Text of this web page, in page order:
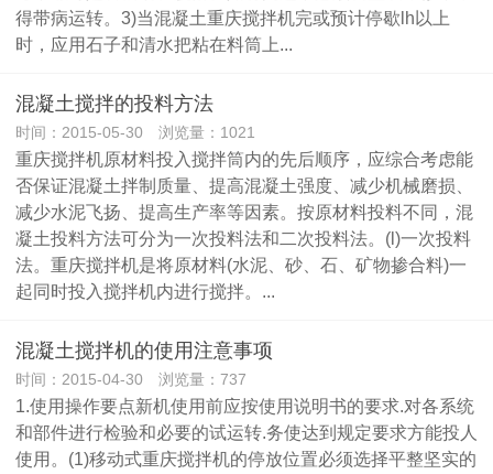
得带病运转。3)当混凝土重庆搅拌机完或预计停歇lh以上
时，应用石子和清水把粘在料筒上...
混凝土搅拌的投料方法
时间：2015-05-30 浏览量：1021
重庆搅拌机原材料投入搅拌筒内的先后顺序，应综合考虑能
否保证混凝土拌制质量、提高混凝土强度、减少机械磨损、
减少水泥飞扬、提高生产率等因素。按原材料投料不同，混
凝土投料方法可分为一次投料法和二次投料法。(l)一次投料
法。重庆搅拌机是将原材料(水泥、砂、石、矿物掺合料)一
起同时投入搅拌机内进行搅拌。...
混凝土搅拌机的使用注意事项
时间：2015-04-30 浏览量：737
1.使用操作要点新机使用前应按使用说明书的要求.对各系统
和部件进行检验和必要的试运转.务使达到规定要求方能投人
使用。(1)移动式重庆搅拌机的停放位置必须选择平整坚实的